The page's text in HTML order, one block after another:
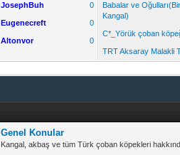
JosephBuh 0
Eugenecreft 0
Altonvor 0
Babalar ve
Kangal)
C*_Yörük çoban
TRT Aksaray Malakli
Genel Konular
Kangal, akbaş ve tüm Türk çoban köpekleri